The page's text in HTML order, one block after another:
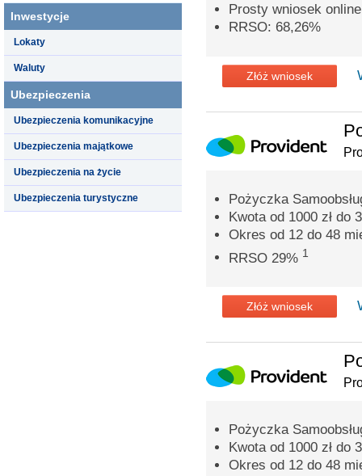
Inwestycje
Lokaty
Waluty
Ubezpieczenia
Ubezpieczenia komunikacyjne
Ubezpieczenia majątkowe
Ubezpieczenia na życie
Ubezpieczenia turystyczne
Prosty wniosek
RRSO: 68,26%
Złóż wniosek
Pożyczka
Kwota od 1000 zł do
Okres od 12 do 48
RRSO 29% 1
Złóż wniosek
Pożyczka
Kwota od 1000 zł do
Okres od 12 do 48